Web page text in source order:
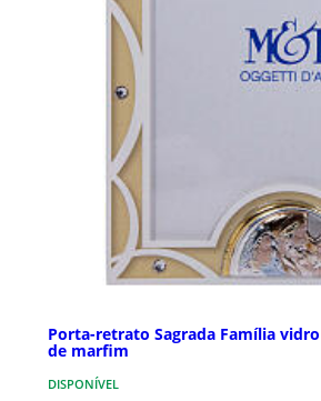
Porta-retrato Sagrada Família
de marfim
DISPONÍVEL